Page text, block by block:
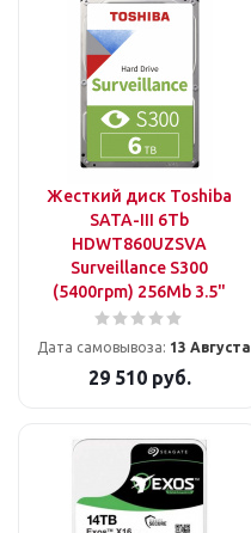
Жесткий диск Toshiba
SATA-III 6Tb
HDWT860UZSVA
Surveillance S300
(5400rpm) 256Mb 3.5"
Дата самовывоза: 13 Августа
29 510руб.